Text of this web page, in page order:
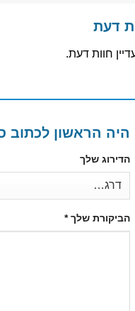
דעת
חוות דעת.
היה הראשון לכתוב
הדירוג שלך
הביקורת שלך*